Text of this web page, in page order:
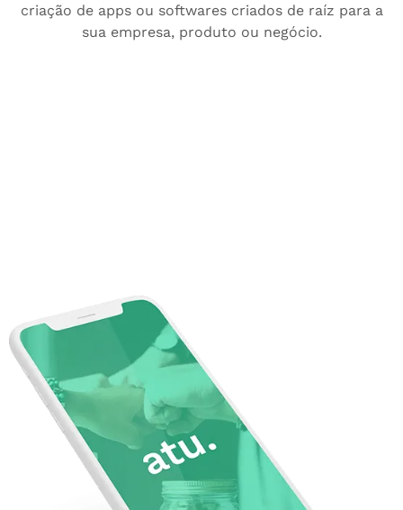
criação de apps ou softwares criados de raíz para a
sua empresa, produto ou negócio.